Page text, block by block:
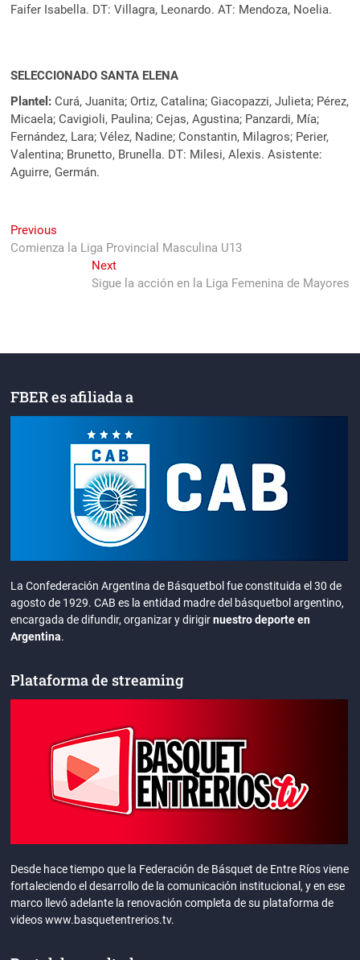
Faifer Isabella. DT: Villagra, Leonardo. AT: Mendoza, Noelia.
SELECCIONADO SANTA ELENA
Plantel: Curá, Juanita; Ortiz, Catalina; Giacopazzi, Julieta; Pérez,
Micaela; Cavigioli, Paulina; Cejas, Agustina; Panzardi, Mía;
Fernández, Lara; Vélez, Nadine; Constantin, Milagros; Perier,
Valentina; Brunetto, Brunella. DT: Milesi, Alexis. Asistente:
Aguirre, Germán.
Navegación
de
Previous
post:
Comienza la Liga Provincial Masculina U13
NextNext
post:
Sigue la acción en la Liga Femenina de Mayores
FBER es afiliada a
La Confederación Argentina de Básquetbol fue constituida el 30 de
agosto de 1929. CAB es la entidad madre del básquetbol argentino,
encargada de difundir, organizar y dirigirnuestro deporte en
Argentina.
Plataforma de streaming
Desde hace tiempo que la Federación de Básquet de Entre Ríos viene
fortaleciendo el desarrollo de la comunicación institucional, y en ese
marco llevó adelante la renovación completa de su plataforma de
videos www.basquetentrerios.tv.